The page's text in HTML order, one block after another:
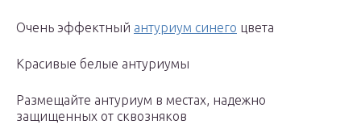
Очень эффектный антуриум синего цвета
Красивые белые антуриумы
Размещайте антуриум в местах, надежно
защищенных от сквозняков